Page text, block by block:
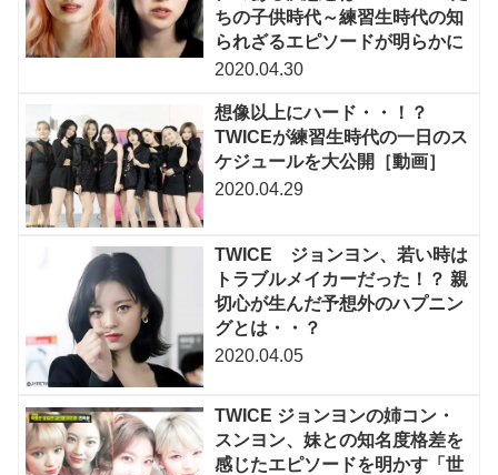
ちの子供時代～練習生時代の知
られざるエピソードが明らかに
2020.04.30
想像以上にハード・・！？
TWICEが練習生時代の一日のス
ケジュールを大公開［動画］
2020.04.29
TWICE ジョンヨン、若い時は
トラブルメイカーだった！？ 親
切心が生んだ予想外のハプニン
グとは・・？
2020.04.05
TWICE ジョンヨンの姉コン・
スンヨン、妹との知名度格差を
感じたエピソードを明かす「世